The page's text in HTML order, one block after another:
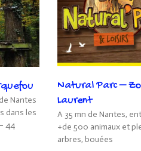
Nantes
dans les
44
Natural Parc –
Laurent
A 35 mn de Nantes,
+de 500 animaux et
arbres, bouées